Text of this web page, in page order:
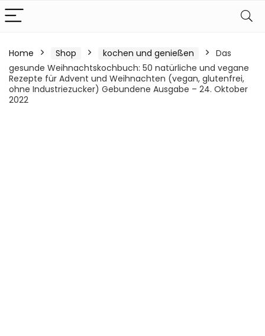
Home Shop kochen und genießen
Das
gesunde Weihnachtskochbuch: 50 natürliche und vegane
Rezepte für Advent und Weihnachten (vegan, glutenfrei,
ohne Industriezucker) Gebundene Ausgabe – 24. Oktober
2022